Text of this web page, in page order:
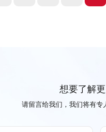
想要了解
请留言给我们，我们将有专